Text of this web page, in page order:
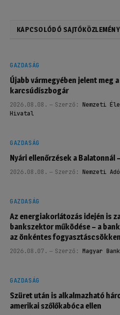
KAPCSOLÓDÓ
GAZDASÁG
Újabb vármegyében jelent meg
karcsúdíszbogár
2026.08.08. Szerző: Nemzeti
Hivatal
GAZDASÁG
Nyári ellenőrzések a Balatonnál
2026.08.08. Szerző: Nemzeti
GAZDASÁG
Az energiakorlátozás idején is
bankszektor működése – a
az önkéntes
2026.08.07. Szerző: Magyar
GAZDASÁG
Szüret után is alkalmazható
amerikai szőlőkabóca ellen